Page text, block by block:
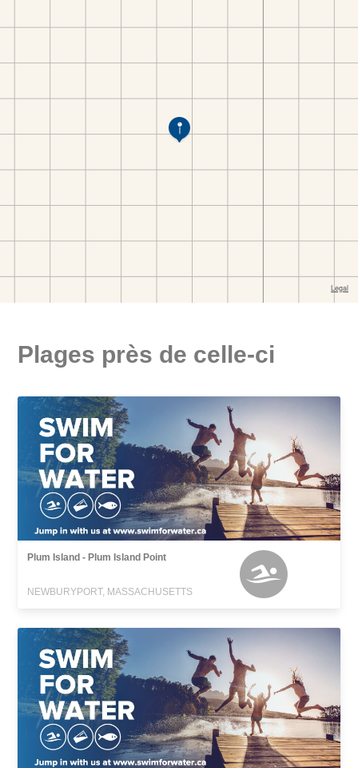
Plages près de celle-ci
Plum Island - Plum Island Point
NEWBURYPORT, MASSACHUSETTS